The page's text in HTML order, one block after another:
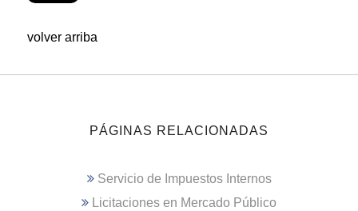
volver arriba
PÁGINAS RELACIONADAS
Servicio de Impuestos Internos
Licitaciones en Mercado Público